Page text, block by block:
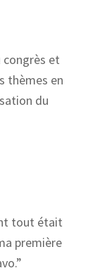
et
thèmes en
du
tout était
première